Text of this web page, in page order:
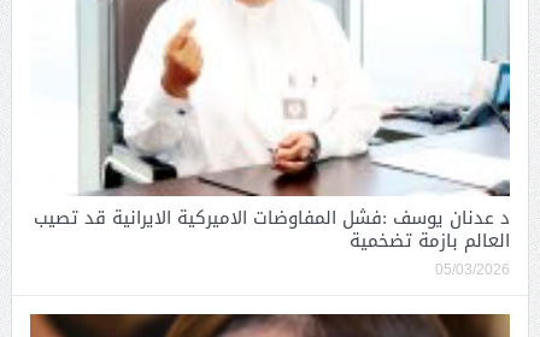
د عدنان يوسف :فشل المفاوضات الاميركية الايرانية قد تصيب
العالم بازمة تضخمية
05/03/2026